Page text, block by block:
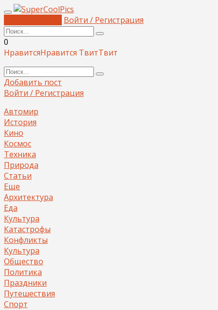
Войти / Регистрация
0
НравитсяНравится ТвитТвит
Добавить пост
Войти / Регистрация
Автомир
История
Кино
Космос
Техника
Природа
Статьи
Еще
Архитектура
Еда
Культура
Катастрофы
Конфликты
Культура
Общество
Политика
Праздники
Путешествия
Спорт